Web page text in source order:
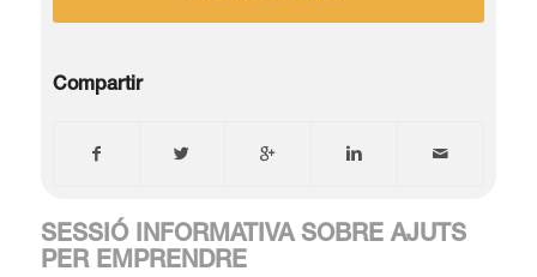
Compartir
SESSIÓ INFORMATIVA SOBRE AJUTS
PER EMPRENDRE